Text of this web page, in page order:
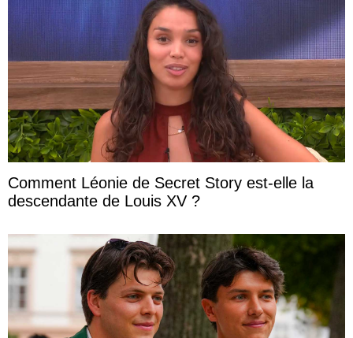
Comment Léonie de Secret Story est-elle la
descendante de Louis XV ?